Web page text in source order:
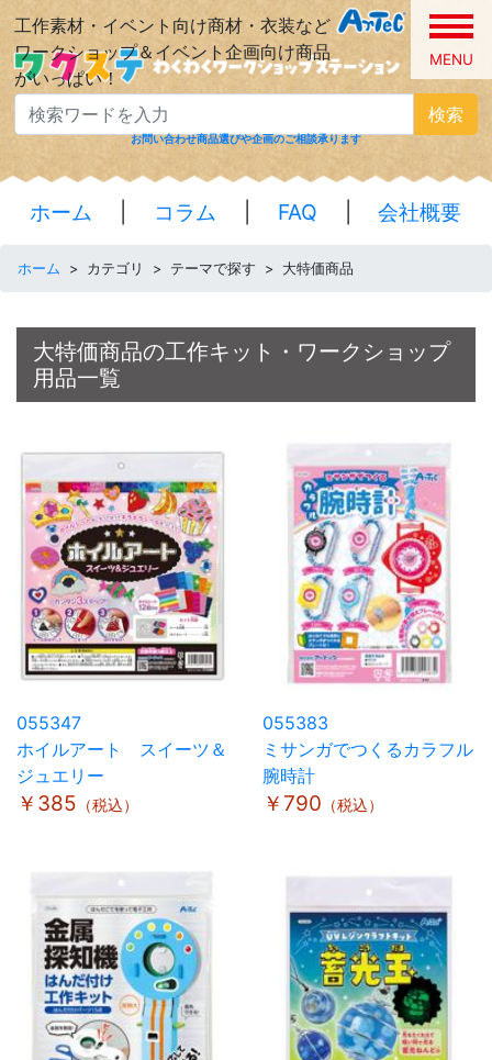
工作素材・イベント向け商材・衣装など
ワークショップ＆イベント企画向け商品
がいっぱい！
MENU
検索
お問い合わせ商品選びや企画のご相談承ります
ホーム コラム FAQ 会社概要
ホーム > カテゴリ > テーマで探す > 大特価商品
大特価商品の工作キット・ワークショップ
用品一覧
055347
ホイルアート スイーツ＆
ジュエリー
￥385 （税込）
055383
ミサンガでつくるカラフル
腕時計
￥790 （税込）